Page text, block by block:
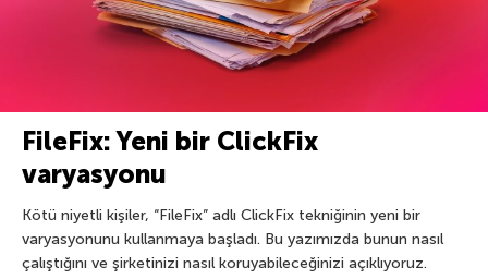
FileFix: Yeni bir ClickFix
varyasyonu
Kötü niyetli kişiler, “FileFix” adlı ClickFix tekniğinin yeni bir
varyasyonunu kullanmaya başladı. Bu yazımızda bunun nasıl
çalıştığını ve şirketinizi nasıl koruyabileceğinizi açıklıyoruz.